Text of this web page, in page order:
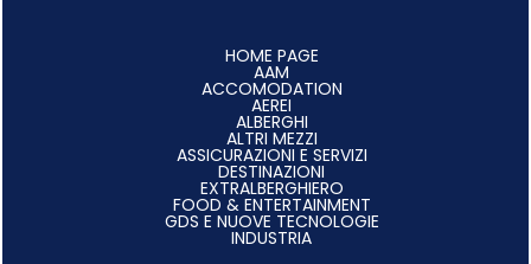
HOME PAGE
AAM
ACCOMODATION
AEREI
ALBERGHI
ALTRI MEZZI
ASSICURAZIONI E SERVIZI
DESTINAZIONI
EXTRALBERGHIERO
FOOD & ENTERTAINMENT
GDS E NUOVE TECNOLOGIE
INDUSTRIA